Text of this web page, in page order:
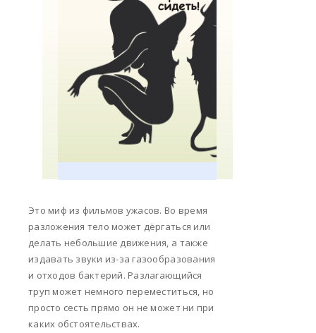
Это миф из фильмов ужасов. Во время
разложения тело может дёргаться или
делать небольшие движения, а также
издавать звуки из-за газообразования
и отходов бактерий. Разлагающийся
труп может немного переместиться, но
просто сесть прямо он не может ни при
каких обстоятельствах.